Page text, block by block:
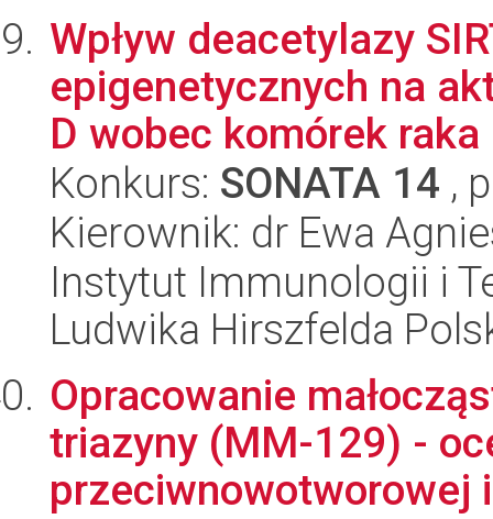
Wpływ deacetylazy
epigenetycznych na
D wobec komórek raka
Konkurs: SONATA 14 ,
Kierownik: dr Ewa
Instytut Immunologii i
Ludwika Hirszfelda
Opracowanie
triazyny (MM-129) -
przeciwnowotworowej